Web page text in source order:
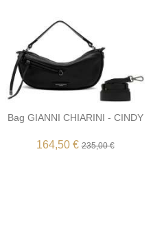
Bag GIANNI CHIARINI - CINDY
164,50 €235,00 €